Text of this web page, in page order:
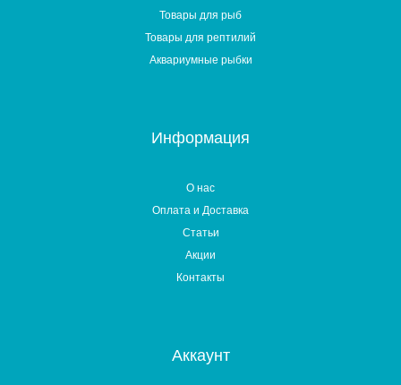
Товары для рыб
Товары для рептилий
Аквариумные рыбки
Информация
О нас
Оплата и Доставка
Статьи
Акции
Контакты
Аккаунт